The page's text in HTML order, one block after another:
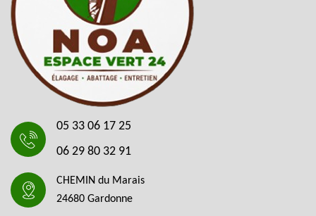
05 33 06 17 25
06 29 80 32 91
CHEMIN du Marais
24680 Gardonne